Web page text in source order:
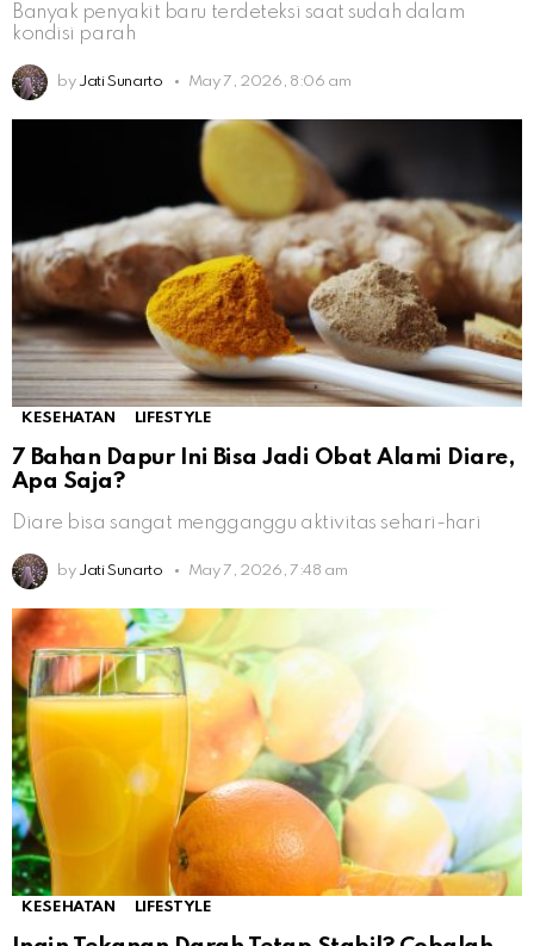
Banyak penyakit baru terdeteksi saat sudah dalam
kondisi parah
by Jati Sunarto May 7, 2026, 8:06 am
KESEHATAN LIFESTYLE
7 Bahan Dapur Ini Bisa Jadi Obat Alami Diare,
Apa Saja?
Diare bisa sangat mengganggu aktivitas sehari-hari
by Jati Sunarto May 7, 2026, 7:48 am
KESEHATAN LIFESTYLE